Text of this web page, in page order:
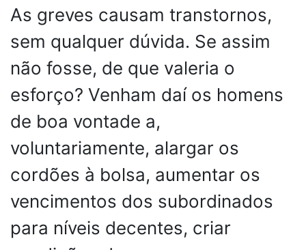
As greves causam transtornos,
sem qualquer dúvida. Se assim
não fosse, de que valeria o
esforço? Venham daí os homens
de boa vontade a,
voluntariamente, alargar os
cordões à bolsa, aumentar os
vencimentos dos subordinados
para níveis decentes, criar